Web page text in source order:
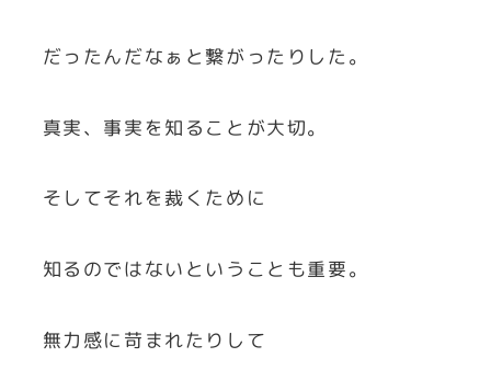
だったんだなぁと繋がったりした。
真実、事実を知ることが大切。
そしてそれを裁くために
知るのではないということも重要。
無力感に苛まれたりして